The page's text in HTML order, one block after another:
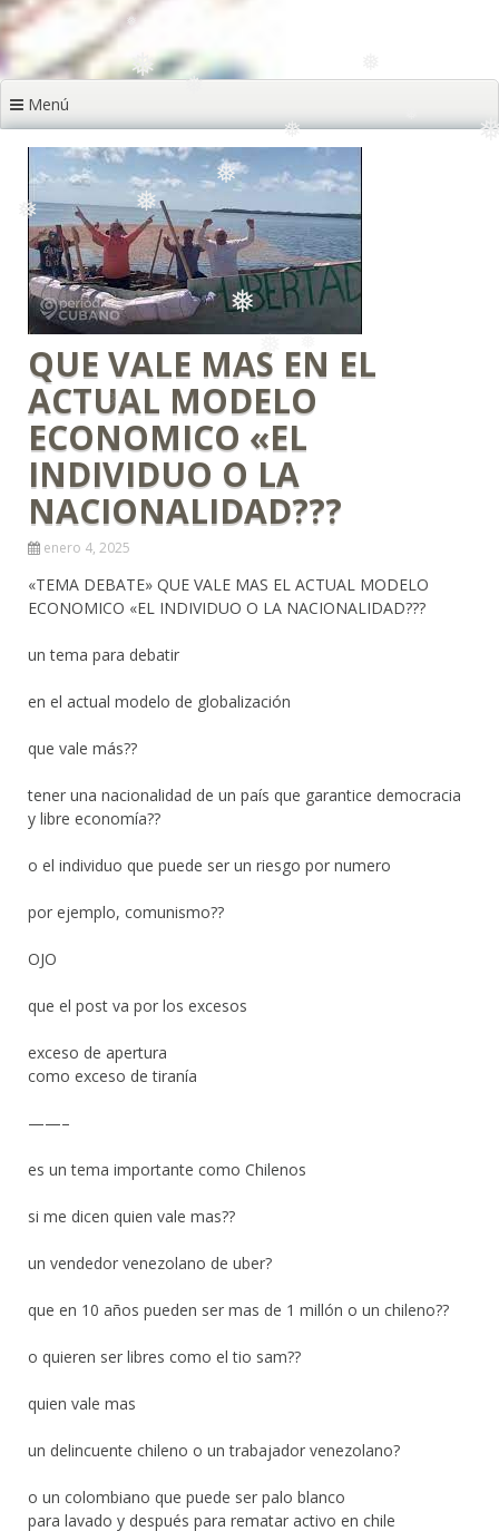
❅
❅
❅
❅
❅
❅
❅
❅
Menú
QUE VALE MAS EN EL
ACTUAL MODELO
ECONOMICO «EL
INDIVIDUO O LA
NACIONALIDAD???
enero 4, 2025
«TEMA DEBATE» QUE VALE MAS EL ACTUAL MODELO
ECONOMICO «EL INDIVIDUO O LA NACIONALIDAD???
un tema para debatir
en el actual modelo de globalización
que vale más??
tener una nacionalidad de un país que garantice democracia
y libre economía??
o el individuo que puede ser un riesgo por numero
por ejemplo, comunismo??
OJO
que el post va por los excesos
exceso de apertura
como exceso de tiranía
——–
es un tema importante como Chilenos
si me dicen quien vale mas??
un vendedor venezolano de uber?
que en 10 años pueden ser mas de 1 millón o un chileno??
o quieren ser libres como el tio sam??
quien vale mas
un delincuente chileno o un trabajador venezolano?
o un colombiano que puede ser palo blanco
para lavado y después para rematar activo en chile